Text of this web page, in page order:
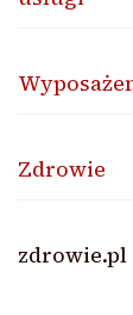
Zdrowie
zdrowie.pl